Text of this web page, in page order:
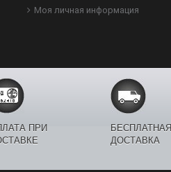
Моя личная информация
ПРИ
БЕСПЛАТНАЯ
ДОСТАВКА